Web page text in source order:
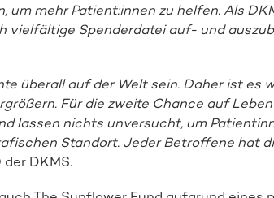
um mehr Patient:innen zu helfen. Als
vielfältige Spenderdatei auf- und
überall auf der Welt sein. Daher ist es
Für die zweite Chance auf
lassen nichts unversucht, um
Standort. Jeder Betroffene hat
der DKMS.